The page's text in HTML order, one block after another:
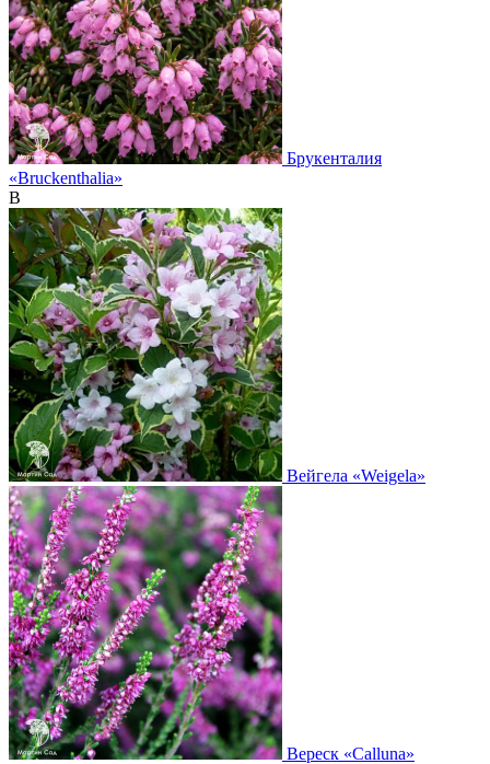
Брукенталия
«Bruckenthalia»
В
Вейгела «Weigela»
Вереск «Calluna»